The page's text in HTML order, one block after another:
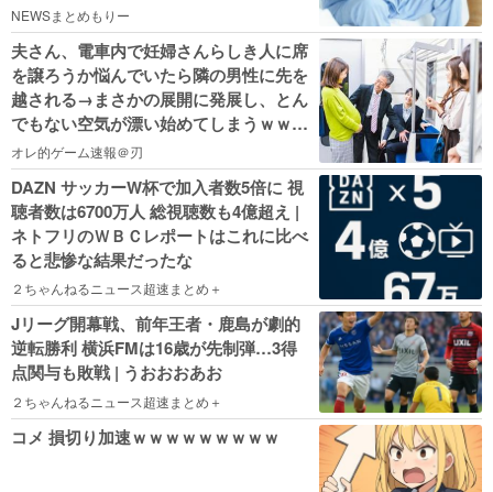
NEWSまとめもりー
夫さん、電車内で妊婦さんらしき人に席
を譲ろうか悩んでいたら隣の男性に先を
越される→まさかの展開に発展し、とん
でもない空気が漂い始めてしまうｗｗｗ
ｗｗｗ
オレ的ゲーム速報＠刃
DAZN サッカーW杯で加入者数5倍に 視
聴者数は6700万人 総視聴数も4億超え |
ネトフリのＷＢＣレポートはこれに比べ
ると悲惨な結果だったな
２ちゃんねるニュース超速まとめ＋
Jリーグ開幕戦、前年王者・鹿島が劇的
逆転勝利 横浜FMは16歳が先制弾…3得
点関与も敗戦 | うおおおあお
２ちゃんねるニュース超速まとめ＋
コメ 損切り加速ｗｗｗｗｗｗｗｗｗ